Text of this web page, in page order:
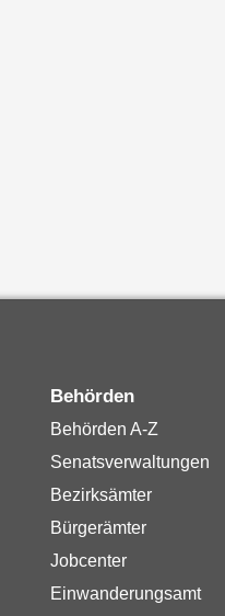
Behörden
Behörden A-Z
Senatsverwaltungen
Bezirksämter
Bürgerämter
Jobcenter
Einwanderungsamt